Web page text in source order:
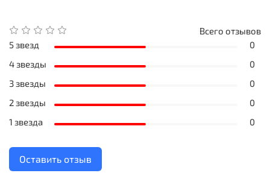
Всего отзывов
5 звезд
0
4 звезды
0
3 звезды
0
2 звезды
0
1 звезда
0
Оставить отзыв